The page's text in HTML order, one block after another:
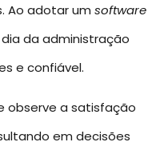
Ao adotar um software
da administração
e confiável.
observe a satisfação
em decisões